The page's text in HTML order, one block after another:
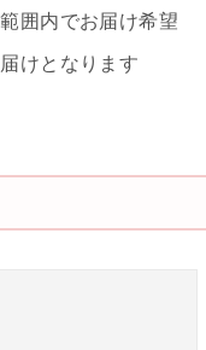
囲内でお届け希望
けとなります